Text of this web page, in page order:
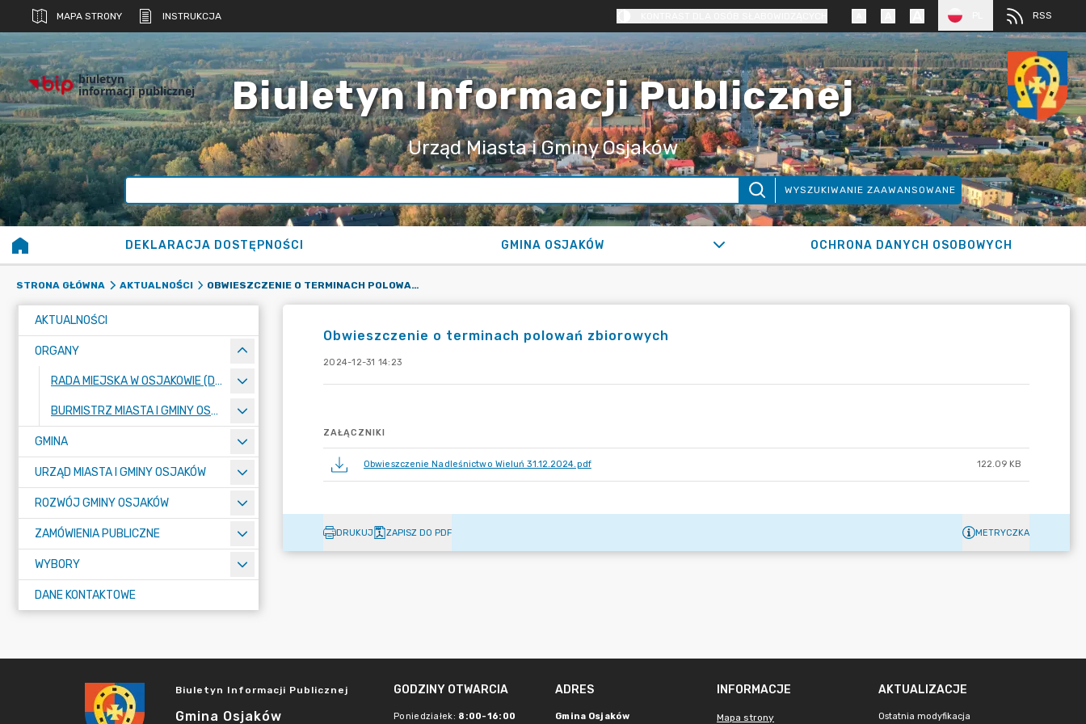
MAPA STRONY INSTRUKCJA RSS
biuletyn
informacji publicznej Biuletyn Informacji Publicznej
Urząd Miasta i Gminy Osjaków
WYSZUKIWANIE ZAAWANSOWANE
DEKLARACJA DOSTĘPNOŚCI GMINA OSJAKÓW OCHRONA DANYCH OSOBOWYCH
STRONA GŁÓWNA AKTUALNOŚCI OBWIESZCZENIE O TERMINACH POLOWAŃ ZBIOROWYCH
AKTUALNOŚCI
ORGANY
RADA MIEJSKA W OSJAKOWIE (DO 31.12.2023 R. RADA GMINY OSJAKÓW)
BURMISTRZ MIASTA I GMINY OSJAKÓW
GMINA
URZĄD MIASTA I GMINY OSJAKÓW
ROZWÓJ GMINY OSJAKÓW
ZAMÓWIENIA PUBLICZNE
WYBORY
DANE KONTAKTOWE
Obwieszczenie o terminach polowań zbiorowych
2024-12-31 14:23
ZAŁĄCZNIKI
Obwieszczenie Nadleśnictwo Wieluń 31.12.2024.pdf 122.09 KB
DRUKUJ ZAPISZ DO PDF METRYCZKA
Biuletyn Informacji Publicznej
Gmina Osjaków
GODZINY OTWARCIA
Poniedziałek: 8:00-16:00
ADRES
Gmina Osjaków
INFORMACJE
Mapa strony
AKTUALIZACJE
Ostatnia modyfikacja